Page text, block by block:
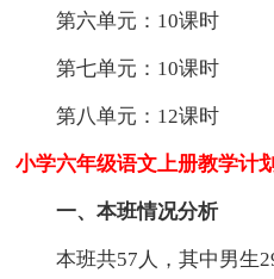
第六单元：10课时
第七单元：10课时
第八单元：12课时
小学六年级语文上册教学计
一、本班情况分析
本班共57人，其中男生